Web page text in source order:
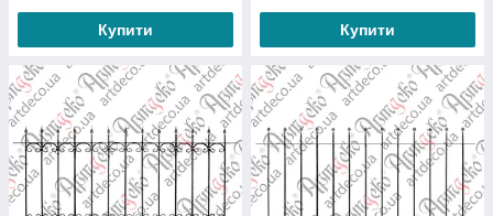
Купити Купити